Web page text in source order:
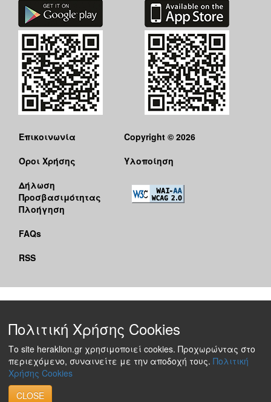
Επικοινωνία
Όροι Χρήσης
Δήλωση
Προσβασιμότητας
Πλοήγηση
FAQs
RSS
Copyright © 2026
Υλοποίηση
Πολιτική Χρήσης Cookies
Το site heraklion.gr χρησιμοποιεί cookies. Προχωρώντας στο
περιεχόμενο, συναινείτε με την αποδοχή τους. Πολιτική
Χρήσης Cookies
CLOSE